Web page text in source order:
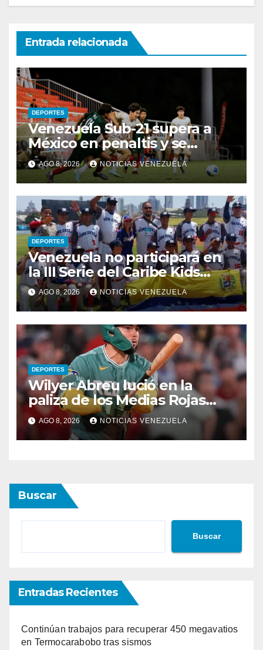
Entrada relacionada
DEPORTES
Venezuela Sub-21 supera a
México en penaltis y se
adjudica el oro
AGO 8, 2026 NOTICIAS VENEZUELA
DEPORTES
Venezuela no participará en
la III Serie del Caribe Kids
Nayarit 2026
AGO 8, 2026 NOTICIAS VENEZUELA
DEPORTES
Wilyer Abreu lució en la
paliza de los Medias Rojas
sobre los Atléticos
AGO 8, 2026 NOTICIAS VENEZUELA
Buscar
Buscar
Entradas Recientes
Continúan trabajos para recuperar 450 megavatios
en Termocarabobo tras sismos